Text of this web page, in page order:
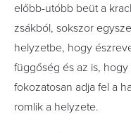
előbb-utóbb beüt a
zsákból, sokszor
helyzetbe, hogy
függőség és az is, hogy
fokozatosan adja fel a
romlik a helyzete.